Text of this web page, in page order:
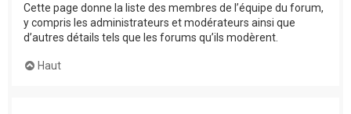
Cette page donne la liste des membres de l’équipe du forum,
y compris les administrateurs et modérateurs ainsi que
d’autres détails tels que les forums qu’ils modèrent.
Haut